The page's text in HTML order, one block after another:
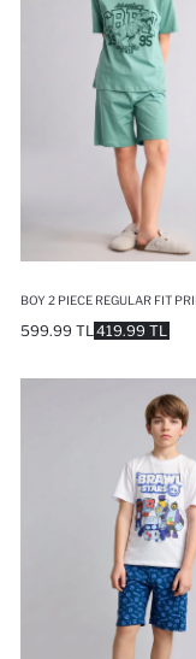
419.99 TL
599.99 TL